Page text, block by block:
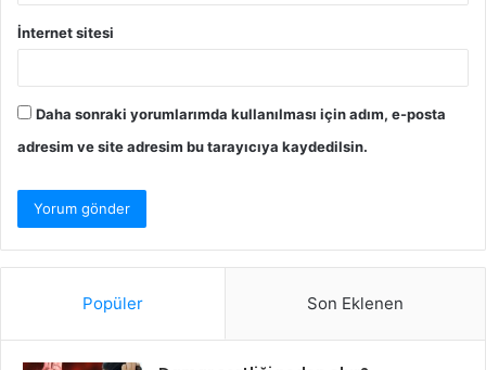
İnternet sitesi
Daha sonraki yorumlarımda kullanılması için adım, e-posta
adresim ve site adresim bu tarayıcıya kaydedilsin.
Popüler Son Eklenen